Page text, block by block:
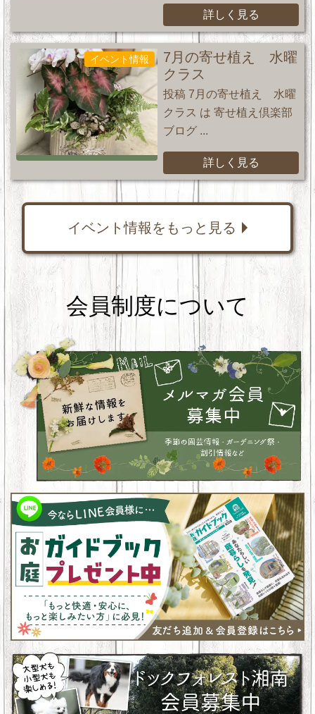
詳しく見る
イベント情報
7月の寄せ植え 水曜
クラス
投稿 7月の寄せ植え 水曜
クラス は 寄せ植え倶楽部
ブログ ...
詳しく見る
イベント情報をもっと見る
会員制度について